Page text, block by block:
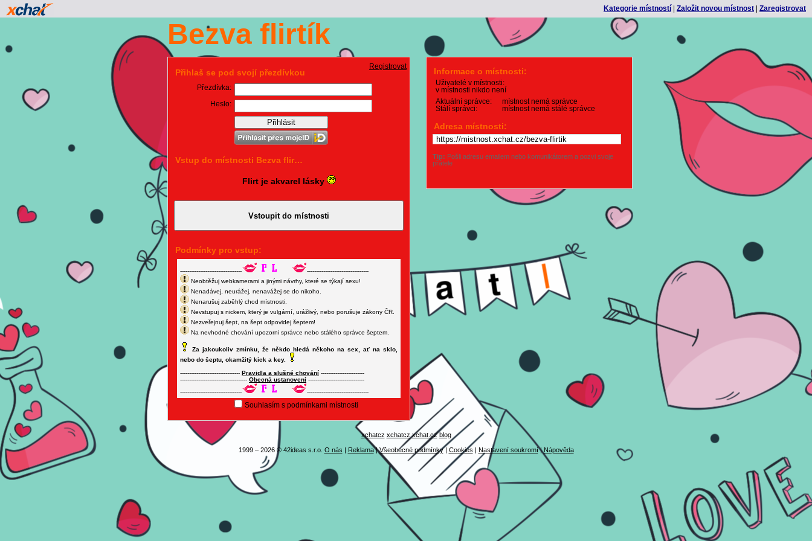
Kategorie místností Založit novou místnost Zaregistrovat
Bezva flirtík
Registrovat
Přihlaš se pod svojí přezdívkou
Přezdívka:
Heslo:
Vstup do místnosti Bezva flir…
Flirt je akvarel lásky
Podmínky pro vstup:
----------------------------------
----------------------------------
Neobtěžuj webkamerami a jinými návrhy, které se týkají sexu!
Nenadávej, neurážej, nenavážej se do nikoho.
Nenarušuj zaběhlý chod místnosti.
Nevstupuj s nickem, který je vulgární, urážlivý, nebo porušuje zákony ČR.
Nezveřejnuj šept, na šept odpovidej šeptem!
Na nevhodné chování upozorni správce nebo stálého správce šeptem.
Za jakoukoliv zmínku, že někdo hledá někoho na sex, ať na sklo,
nebo do šeptu, okamžitý kick a key.
--------------------------------- Pravidla a slušné chování ------------------------
------------------------------------- Obecná ustanovení -------------------------------
----------------------------------
----------------------------------
Souhlasím s podmínkami místnosti
Informace o místnosti:
Uživatelé v místnosti:
v místnosti nikdo není
Aktuální správce:
místnost nemá správce
Stálí správci:
místnost nemá stálé správce
Adresa místnosti:
Tip: Pošli adresu emailem nebo komunikátorem a pozvi svoje
přátele
xchatcz xchatcz xchat.cz blog
1999 – 2026 © 42ideas s.r.o. O nás | Reklama|Všeobecné podmínky| Cookies | Nastavení soukromí|Nápověda